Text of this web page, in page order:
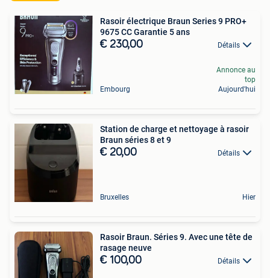
Rasoir électrique Braun Series 9 PRO+
9675 CC Garantie 5 ans
€ 230,00 Détails
Embourg
Annonce au
top
Aujourd'hui
Station de charge et nettoyage à rasoir
Braun séries 8 et 9
€ 20,00 Détails
Bruxelles Hier
Rasoir Braun. Séries 9. Avec une tête de
rasage neuve
€ 100,00 Détails